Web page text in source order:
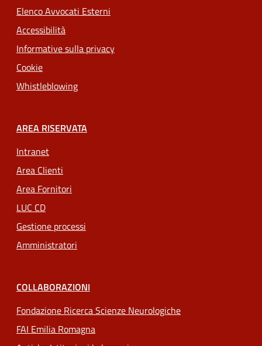
Elenco Avvocati Esterni
Accessibilità
Informative sulla privacy
Cookie
Whistleblowing
AREA RISERVATA
Intranet
Area Clienti
Area Fornitori
LUC CD
Gestione processi
Amministratori
COLLABORAZIONI
Fondazione Ricerca Scienze Neurologiche
FAI Emilia Romagna